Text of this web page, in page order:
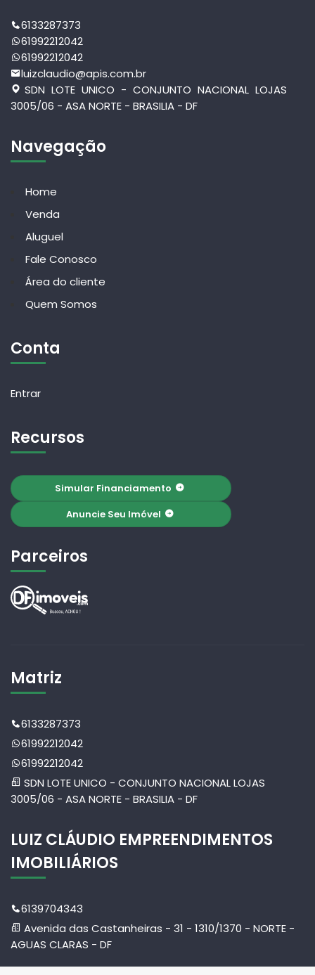
6133287373
61992212042
61992212042
luizclaudio@apis.com.br
SDN LOTE UNICO - CONJUNTO NACIONAL LOJAS
3005/06 - ASA NORTE - BRASILIA - DF
Navegação
Home
Venda
Aluguel
Fale Conosco
Área do cliente
Quem Somos
Conta
Entrar
Recursos
Simular Financiamento
Anuncie Seu Imóvel
Parceiros
Matriz
6133287373
61992212042
61992212042
SDN LOTE UNICO - CONJUNTO NACIONAL LOJAS
3005/06 - ASA NORTE - BRASILIA - DF
LUIZ CLÁUDIO EMPREENDIMENTOS
IMOBILIÁRIOS
6139704343
Avenida das Castanheiras - 31 - 1310/1370 - NORTE -
AGUAS CLARAS - DF